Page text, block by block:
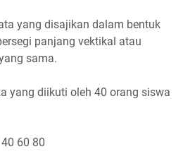
yang disajikan dalam bentuk
panjang vektikal atau
sama.
yang diikuti oleh 40 orang siswa
40 60 80